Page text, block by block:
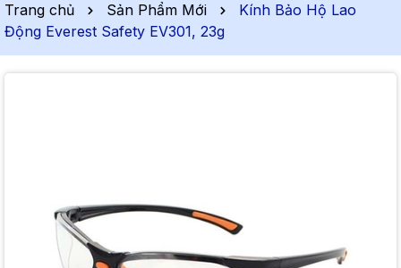
Trang chủ Sản Phẩm Mới
Kính Bảo Hộ Lao
Động Everest Safety EV301, 23g